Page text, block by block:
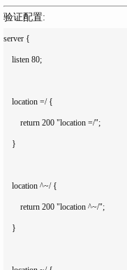
验证配置:
server {